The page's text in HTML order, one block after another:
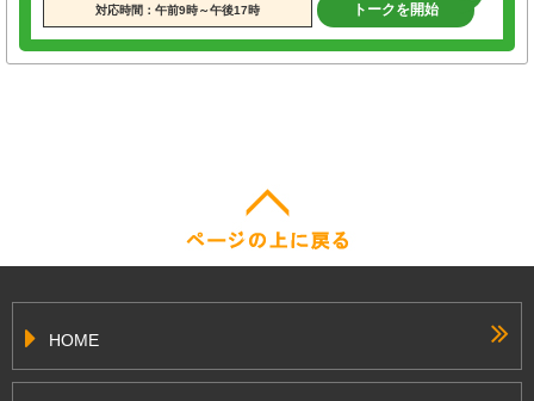
対応時間：午前9時～午後17時 トークを開始
HOME